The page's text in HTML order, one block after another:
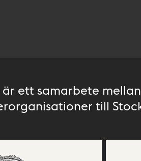
ett samarbete
till